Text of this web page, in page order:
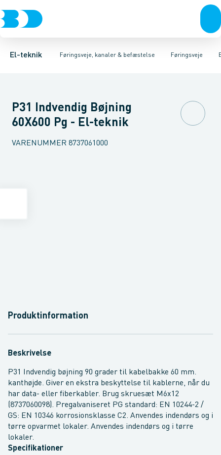
El-teknik Føringsveje, kanaler & befæstelse
Afbrydere, stikkontakter & lampeudtagForgreningsmateriel
Føringsveje
Føringsveje Installationskanaler for gulvInstallationskanaler
Gitterbakke Endestykke til kabelbakkeMontageplade til
P31 Indvendig Bøjning
60X600 Pg - El-teknik
VARENUMMER 8737061000
Produktinformation
Beskrivelse
P31 Indvendig bøjning 90 grader til kabelbakke 60 mm.
kanthøjde. Giver en ekstra beskyttelse til kablerne, når du
har data- eller fiberkabler. Brug skruesæt M6x12
(8737060098). Pregalvaniseret PG standard: EN 10244-2 /
GS: EN 10346 korrosionsklasse C2. Anvendes indendørs og i
tørre opvarmet lokaler. Anvendes indendørs og i tørre
lokaler.
Specifikationer